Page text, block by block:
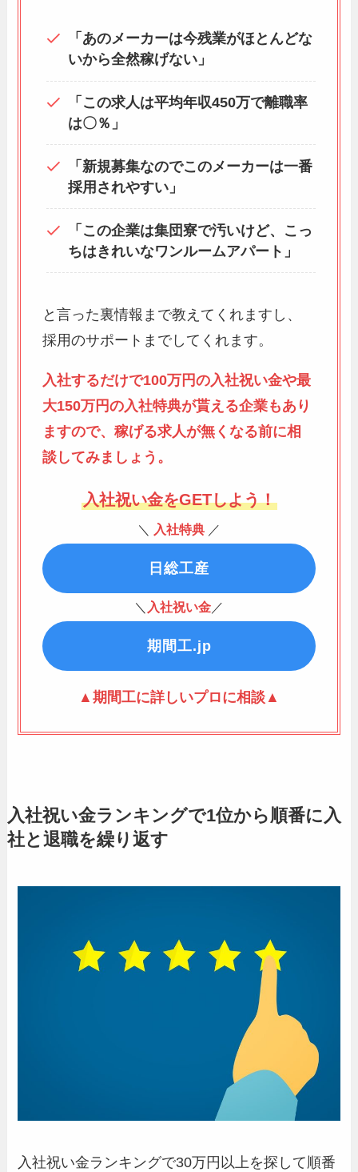
「あのメーカーは今残業がほとんどな
いから全然稼げない」
「この求人は平均年収450万で離職率
は〇％」
「新規募集なのでこのメーカーは一番
採用されやすい」
「この企業は集団寮で汚いけど、こっ
ちはきれいなワンルームアパート」
と言った裏情報まで教えてくれますし、
採用のサポートまでしてくれます。
入社するだけで100万円の入社祝い金や最
大150万円の入社特典が貰える企業もあり
ますので、稼げる求人が無くなる前に相
談してみましょう。
入社祝い金をGETしよう！
＼ 入社特典 ／
日総工産
＼ 入社祝い金 ／
期間工.jp
▲期間工に詳しいプロに相談▲
入社祝い金ランキングで1位から順番に入
社と退職を繰り返す
入社祝い金ランキングで30万円以上を探して順番